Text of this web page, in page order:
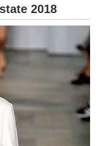
2018